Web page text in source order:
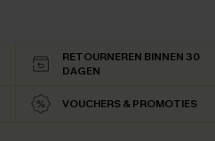
RETOURNEREN BINNEN 30
DAGEN
VOUCHERS & PROMOTIES